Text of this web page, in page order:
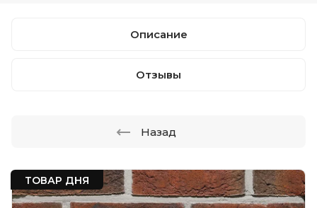
ТОВАР ДНЯ
Описание
Отзывы
Назад